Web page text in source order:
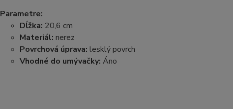
Parametre:
Dĺžka: 20,6 cm
Materiál: nerez
Povrchová úprava: lesklý povrch
Vhodné do umývačky: Áno